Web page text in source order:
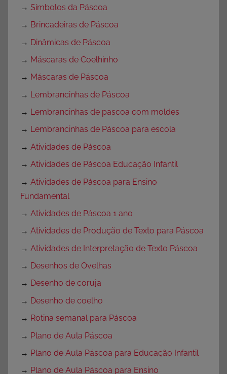
→ Símbolos da Páscoa
→ Brincadeiras de Páscoa
→ Dinâmicas de Páscoa
→ Máscaras de Coelhinho
→ Máscaras de Páscoa
→ Lembrancinhas de Páscoa
→ Lembrancinhas de pascoa com moldes
→ Lembrancinhas de Páscoa para escola
→ Atividades de Páscoa
→ Atividades de Páscoa Educação Infantil
→ Atividades de Páscoa para Ensino
Fundamental
→ Atividades de Páscoa 1 ano
→ Atividades de Produção de Texto para Páscoa
→ Atividades de Interpretação de Texto Páscoa
→ Desenhos de Ovelhas
→ Desenho de coruja
→ Desenho de coelho
→ Rotina semanal para Páscoa
→ Plano de Aula Páscoa
→ Plano de Aula Páscoa para Educação Infantil
→ Plano de Aula Páscoa para Ensino